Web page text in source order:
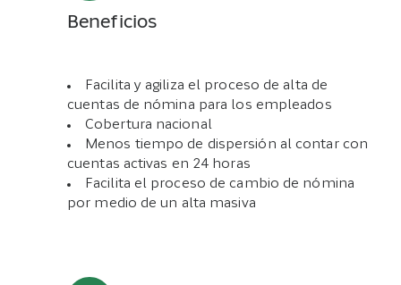
Beneficios
Facilita y agiliza el proceso de alta de
cuentas de nómina para los empleados
Cobertura nacional
Menos tiempo de dispersión al contar con
cuentas activas en 24 horas
Facilita el proceso de cambio de nómina
por medio de un alta masiva